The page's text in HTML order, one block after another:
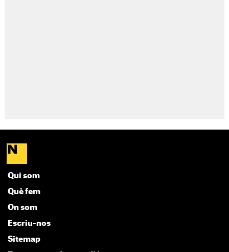
Qui som
Què fem
On som
Escriu-nos
Sitemap